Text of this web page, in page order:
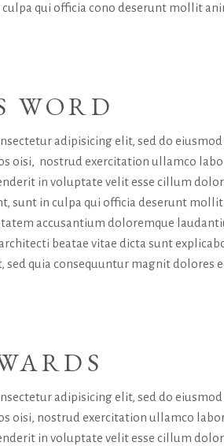
qui officia cono deserunt mollit
WORD
adipisicing elit, sed do
oisi, nostrud exercitation ullamco
in voluptate velit esse cillum
sunt in culpa qui officia deserunt
accusantium doloremque
beatae vitae dicta sunt
quia consequuntur magnit dolores
adipisicing elit, sed do
oisi, nostrud exercitation ullamco
in voluptate velit esse cillum